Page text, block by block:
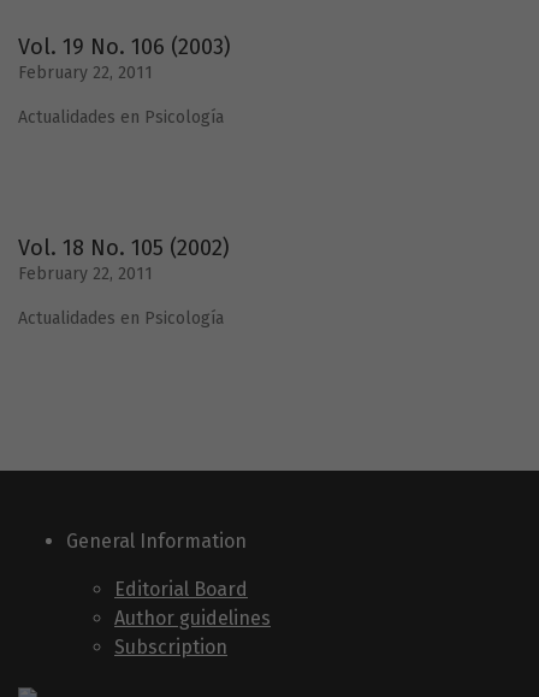
Vol. 19 No. 106 (2003)
February 22, 2011
Actualidades en Psicología
Vol. 18 No. 105 (2002)
February 22, 2011
Actualidades en Psicología
General Information
Editorial Board
Author guidelines
Subscription